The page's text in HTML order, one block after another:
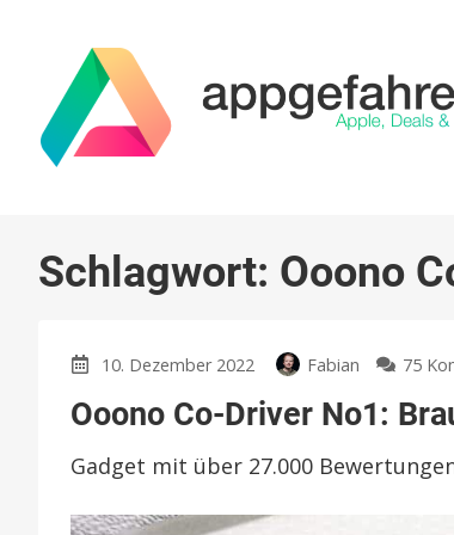
Schlagwort: Ooono
10. Dezember 2022 Fabian 75
Ooono Co-Driver No1:
Gadget mit über 27.000